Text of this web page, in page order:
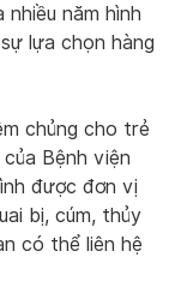
năm hình
lựa chọn hàng
chủng cho trẻ
Bệnh viện
được đơn vị
bị, cúm, thủy
có thể liên hệ